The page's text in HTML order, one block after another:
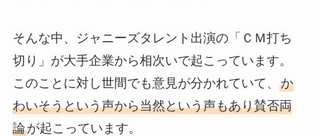
そんな中、ジャニーズタレント出演の「ＣＭ打ち
切り」が大手企業から相次いで起こっています。
このことに対し世間でも意見が分かれていて、 か
わいそうという声から当然という声もあり賛否両
論が起こっています。